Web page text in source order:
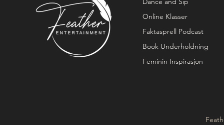
Online Klasser
Faktasprell Podcast
Book Underholdning
Feminin Inspirasjon